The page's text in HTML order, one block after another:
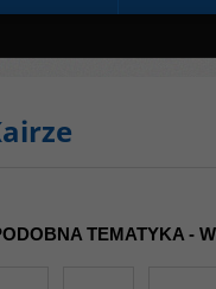
TEMATYKA -